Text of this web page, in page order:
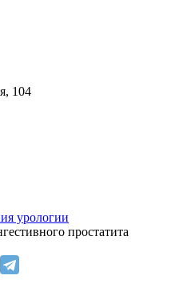
104
урологии
простатита